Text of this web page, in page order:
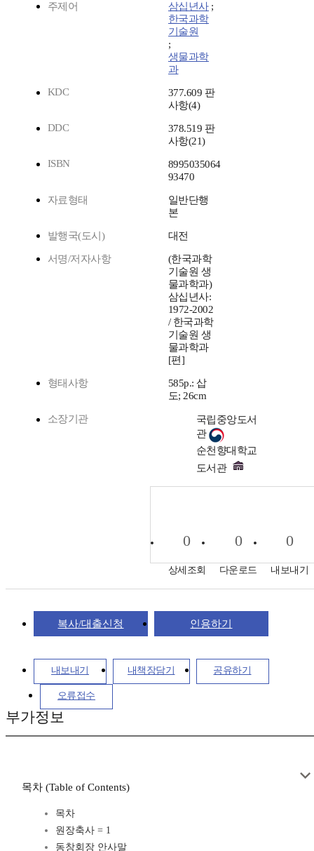
주제어 삼십년사 ;
한국과학
기술원
;
생물과학
과
KDC
377.609 판
사항(4)
DDC
378.519 판
사항(21)
ISBN
8995035064
93470
자료형태
일반단행
본
발행국(도시) 대전
서명/저자사항
(한국과학
기술원 생
물과학과)
삼십년사:
1972-2002
/ 한국과학
기술원 생
물과학과
[편]
형태사항
585p.: 삽
도; 26cm
소장기관
국립중앙도서
관
순천향대학교
도서관
0
상세조회
0
다운로드
0
내보내기
복사/대출신청 인용하기
내보내기 내책장담기 공유하기
오류접수
부가정보
목차 (Table of Contents)
목차
원장축사 = 1
동창회장 안사말